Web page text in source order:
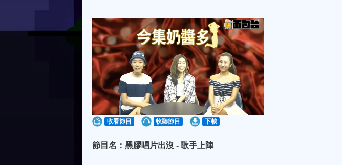
收看節目 收聽節目 下載
節目名：黑膠唱片出沒 - 歌手上陣